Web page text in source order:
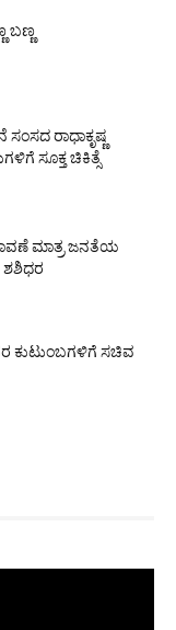
ಬಣ್ಣ
ರಾಧಾಕೃಷ್ಣ
ಸೂಕ್ತ ಚಿಕಿತ್ಸೆ
ಮಾತ್ರ ಜನತೆಯ
ಕುಟುಂಬಗಳಿಗೆ ಸಚಿವ